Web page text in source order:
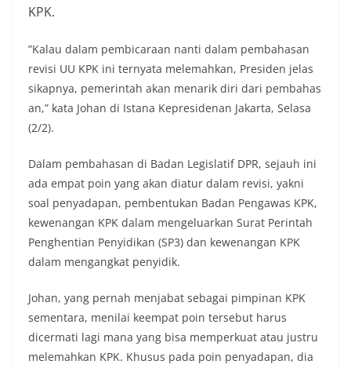
KPK.
​”Kalau dalam pembicaraan nanti dalam pembahasan
revisi UU KPK ini ternyata melemahkan, ​Presiden jelas
sikapnya, pemerintah akan menarik diri dari pembahas​
an,” kata Johan di Istana Kepresidenan ​Jakarta, Selasa
(2/2).
​Dalam pembahasan di Badan Legislatif DPR, sejauh ini
ada empat poin yang ​akan diatur dalam revisi, yakni
soal penyadapan, pembentukan Badan Pengawas KPK,
kewenangan KPK dalam mengeluarkan Surat Perintah
Penghentian Penyidikan (SP3) dan kewenangan KPK
dalam mengangkat penyidik.
​Johan, yang pernah menjabat sebagai pimpinan KPK
sementara, menilai keempat poin tersebut harus
dicermati lagi ​mana yang bisa memperkuat atau justru
melemahkan KPK. Khusus pada poin penyadapan, dia